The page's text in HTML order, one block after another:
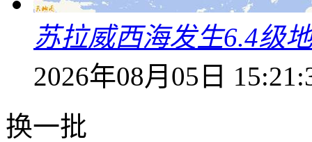
苏拉威西海发生6.4级
2026年08月05日
换一批